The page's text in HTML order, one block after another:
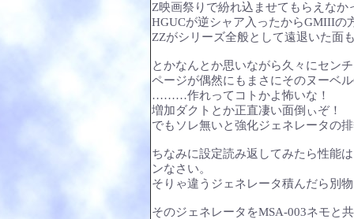
Ζ映画祭りで紛れ込ませてもらえなか
HGUCが逆シャア入ったからGMIII
ΖΖがシリーズ全般として遠退いた面
とかなんとか思いながら久々にセン
ページが偶然にもまさにそのヌーベ
………作れってコトかよ怖いな！
増加ダクトとか正直凄い面倒ぃぞ！
でもソレ無いと強化ジェネレータの
ちなみに設定読み返してみたら性能
ンなさい。
そりゃ違うジェネレータ積んだら別
そのジェネレータをMSA-003ネモと